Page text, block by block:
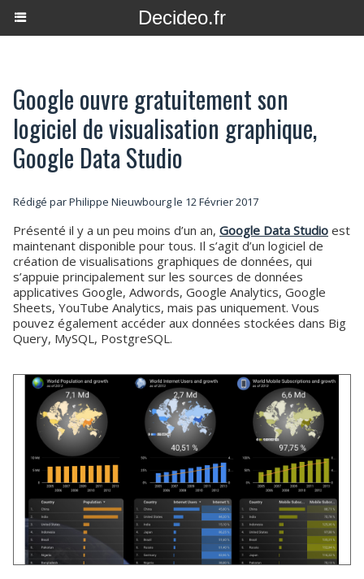
Decideo.fr
Google ouvre gratuitement son
logiciel de visualisation graphique,
Google Data Studio
Rédigé parPhilippe Nieuwbourgle 12 Février 2017
Présenté il y a un peu moins d’un an, Google Data Studio est
maintenant disponible pour tous. Il s’agit d’un logiciel de
création de visualisations graphiques de données, qui
s’appuie principalement sur les sources de données
applicatives Google, Adwords, Google Analytics, Google
Sheets, YouTube Analytics, mais pas uniquement. Vous
pouvez également accéder aux données stockées dans Big
Query, MySQL, PostgreSQL.